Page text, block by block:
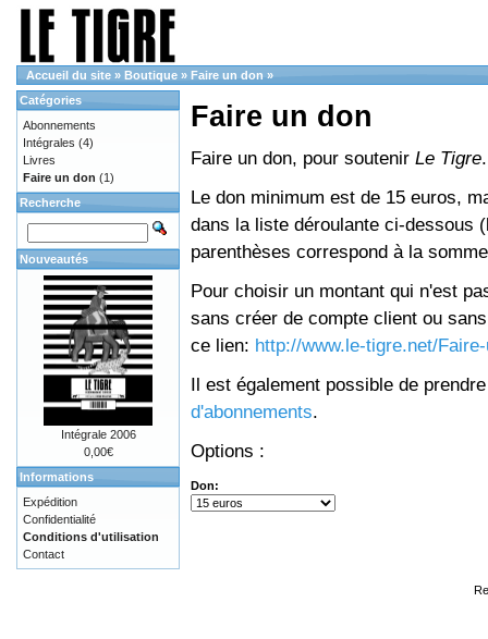
Accueil du site » Boutique » Faire un don »
Faire un don
Faire un don, pour soutenir Le Tigre.
Le don minimum est de 15 euros,
dans la liste déroulante ci-dessous
parenthèses correspond à la
Pour choisir un montant qui n'est
sans créer de compte client ou
ce lien: http://www.le-tigre.net/
Il est également possible de
d'abonnements.
Options :
Don:
Catégories
Abonnements
Intégrales (4)
Livres
Faire un don (1)
Recherche
Nouveautés
Intégrale 2006
0,00€
Informations
Expédition
Confidentialité
Conditions d'utilisation
Contact